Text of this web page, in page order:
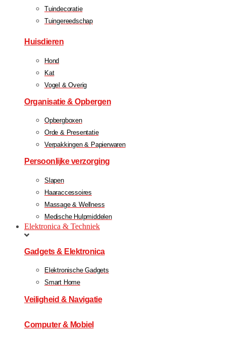
Tuindecoratie
Tuingereedschap
Huisdieren
Hond
Kat
Vogel & Overig
Organisatie & Opbergen
Opbergboxen
Orde & Presentatie
Verpakkingen & Papierwaren
Persoonlijke verzorging
Slapen
Haaraccessoires
Massage & Wellness
Medische Hulpmiddelen
Elektronica & Techniek
Gadgets & Elektronica
Elektronische Gadgets
Smart Home
Veiligheid & Navigatie
Computer & Mobiel